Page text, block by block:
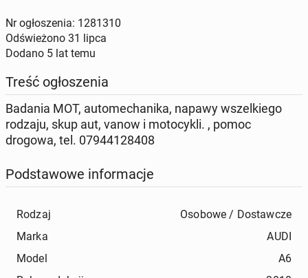
Nr ogłoszenia: 1281310
Odświeżono 31 lipca
Dodano 5 lat temu
Treść ogłoszenia
Badania MOT, automechanika, napawy wszelkiego
rodzaju, skup aut, vanow i motocykli. , pomoc
drogowa, tel. 07944128408
Podstawowe informacje
Rodzaj
Osobowe / Dostawcze
Marka
AUDI
Model
A6